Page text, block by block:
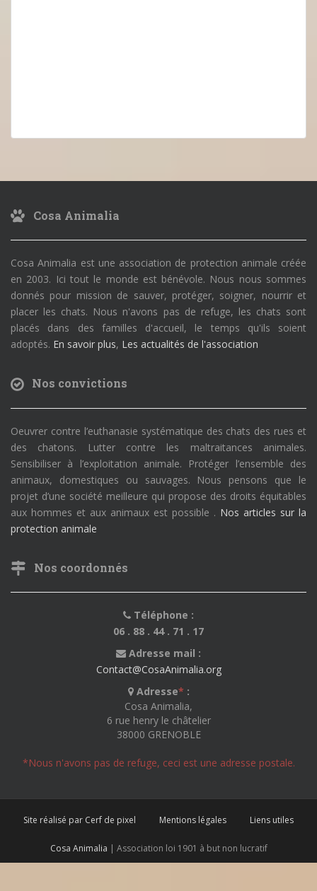
Cosa Animalia
Cosa Animalia est une association de protection animale créée
en 2003. Ici tout le monde est bénévole. Nous nous sommes
donnés pour mission de sauver, protéger, soigner, nourrir et
placer les chats. Nous n'avons pas de refuge, les chats sont
placés dans des familles d'accueil, le temps qu'ils soient
adoptés. En savoir plus, Les actualités de l'association
Nos convictions
Oeuvrer contre l’euthanasie systématique des chats des rues et
des chatons. Lutter contre les maltraitances animales.
Sensibiliser à l’exploitation animale. Protéger l’ensemble des
animaux, domestiques ou sauvages. Nous pensons que le
projet d’une société meilleure qui propose des droits équitables
aux hommes et aux animaux est possible . Nos articles sur la
protection animale
Nos coordonnés
Téléphone :
06 . 88 . 44 . 71 . 17
Adresse mail :
Contact@CosaAnimalia.org
Adresse* :
Cosa Animalia,
6 rue henry le châtelier
38000 GRENOBLE
*Nous n'avons pas de refuge, ceci est une adresse postale.
Site réalisé par Cerf de pixel Mentions légales Liens utiles
Cosa Animalia | Association loi 1901 à but non lucratif